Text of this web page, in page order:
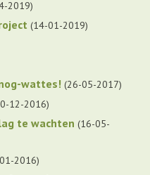
2019
14-01-2019
wattes! 26-05-2017
12-2016
te wachten 16-05-
2016